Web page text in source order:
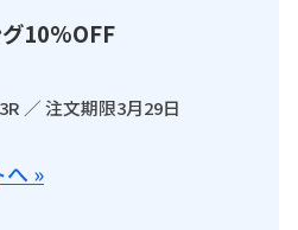
10%OFF
／ 注文期限3月29日
»